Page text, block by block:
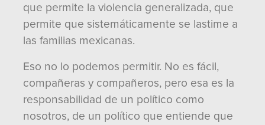
que permite la violencia generalizada, que
permite que sistemáticamente se lastime a
las familias mexicanas.
Eso no lo podemos permitir. No es fácil,
compañeras y compañeros, pero esa es la
responsabilidad de un político como
nosotros, de un político que entiende que